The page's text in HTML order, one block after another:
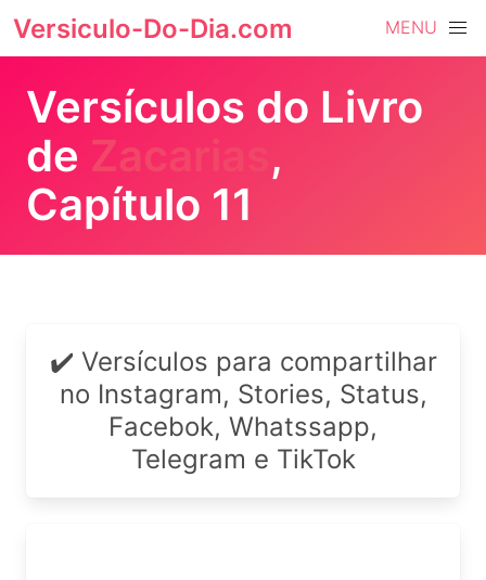
Versiculo-Do-Dia.com MENU
Versículos do Livro
de Zacarias ,
Capítulo 11
✔️ Versículos para compartilhar
no Instagram, Stories, Status,
Facebok, Whatssapp,
Telegram e TikTok